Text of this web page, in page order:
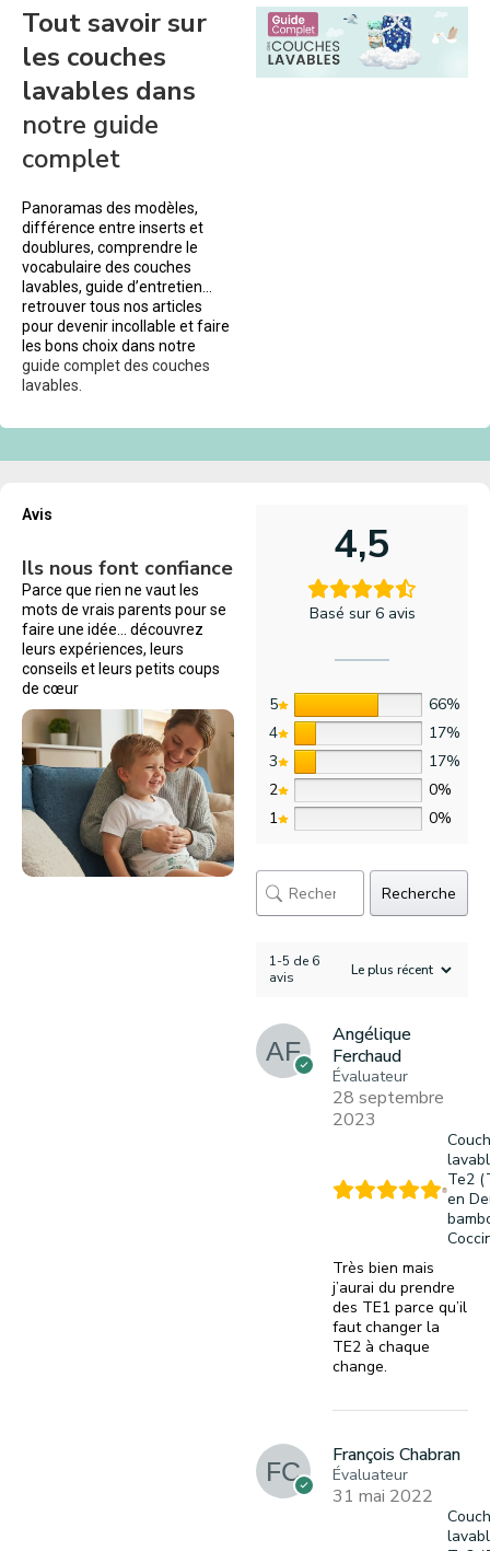
Tout savoir sur
les couches
lavables dans
notre guide
complet
Panoramas des modèles,
différence entre inserts et
doublures, comprendre le
vocabulaire des couches
lavables, guide d’entretien…
retrouver tous nos articles
pour devenir incollable et faire
les bons choix dans notre
guide complet des couches
lavables.
Avis
Ils nous font confiance
Parce que rien ne vaut les
mots de vrais parents pour se
faire une idée… découvrez
leurs expériences, leurs
conseils et leurs petits coups
de cœur
4,5
Basé sur 6 avis
5
66%
4
17%
3
17%
2
0%
1
0%
Recherche
1-5 de 6
avis
Angélique
Ferchaud
Évaluateur
28 septembre
2023
Te2
en
Très bien mais
j’aurai du prendre
des TE1 parce qu’il
faut changer la
TE2 à chaque
change.
François Chabran
Évaluateur
31 mai 2022